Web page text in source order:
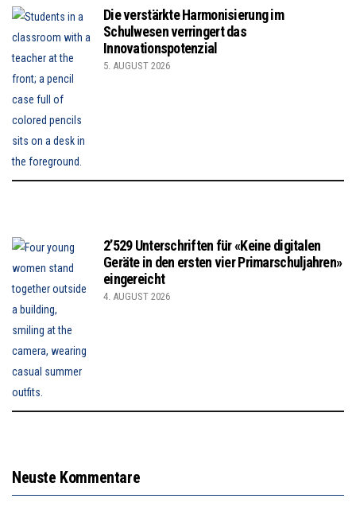
Die verstärkte Harmonisierung im
Schulwesen verringert das
Innovationspotenzial
5. AUGUST 2026
2’529 Unterschriften für «Keine digitalen
Geräte in den ersten vier Primarschuljahren»
eingereicht
4. AUGUST 2026
Neuste Kommentare